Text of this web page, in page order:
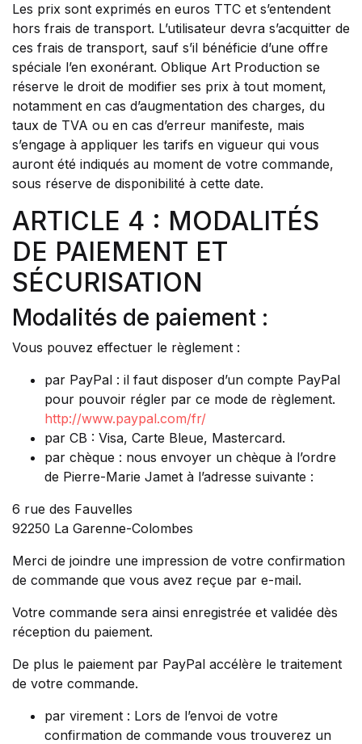
Les prix sont exprimés en euros TTC et s’entendent
hors frais de transport. L’utilisateur devra s’acquitter de
ces frais de transport, sauf s’il bénéficie d’une offre
spéciale l’en exonérant. Oblique Art Production se
réserve le droit de modifier ses prix à tout moment,
notamment en cas d’augmentation des charges, du
taux de TVA ou en cas d’erreur manifeste, mais
s’engage à appliquer les tarifs en vigueur qui vous
auront été indiqués au moment de votre commande,
sous réserve de disponibilité à cette date.
ARTICLE 4 : MODALITÉS
DE PAIEMENT ET
SÉCURISATION
Modalités de paiement :
Vous pouvez effectuer le règlement :
par PayPal : il faut disposer d’un compte PayPal
pour pouvoir régler par ce mode de règlement.
http://www.paypal.com/fr/
par CB : Visa, Carte Bleue, Mastercard.
par chèque : nous envoyer un chèque à l’ordre
de Pierre-Marie Jamet à l’adresse suivante :
6 rue des Fauvelles
92250 La Garenne-Colombes
Merci de joindre une impression de votre confirmation
de commande que vous avez reçue par e-mail.
Votre commande sera ainsi enregistrée et validée dès
réception du paiement.
De plus le paiement par PayPal accélère le traitement
de votre commande.
par virement : Lors de l’envoi de votre
confirmation de commande vous trouverez un